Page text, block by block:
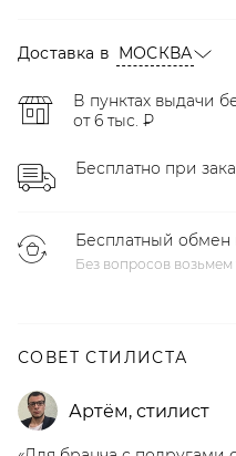
Доставка в МОСКВА
В пунктах выдачи
от 6 тыс. ₽
Бесплатно при
Бесплатный обмен
Без вопросов возьмем
СОВЕТ СТИЛИСТА
Артём, стилист